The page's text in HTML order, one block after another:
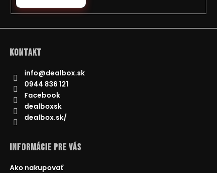
Kontakt
info@dealbox.sk
0944 836 121
Facebook
dealboxsk
dealbox.sk/
Informácie pre Vás
Ako nakupovať